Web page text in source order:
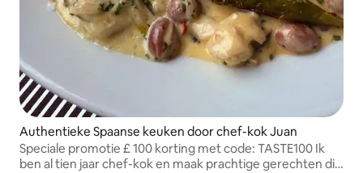
Authentieke Spaanse keuken door chef-kok Juan
Speciale promotie £ 100 korting met code: TASTE100 Ik
ben al tien jaar chef-kok en maak prachtige gerechten die